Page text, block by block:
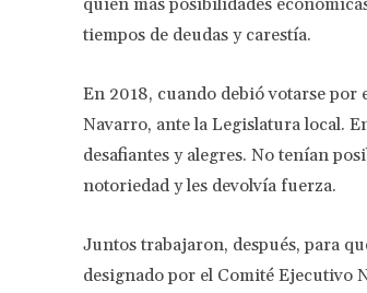
tiempos de deudas y carestía.
En 2018, cuando debió votarse
Navarro, ante la Legislatura local.
desafiantes y alegres. No tenían
notoriedad y les devolvía fuerza.
Juntos trabajaron, después, para
designado por el Comité Ejecutivo